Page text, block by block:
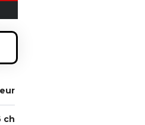
ch